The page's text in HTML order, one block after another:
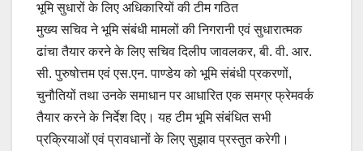
भूमि सुधारों के लिए अधिकारियों की टीम गठित
मुख्य सचिव ने भूमि संबंधी मामलों की निगरानी एवं सुधारात्मक
ढांचा तैयार करने के लिए सचिव दिलीप जावलकर, बी. वी. आर.
सी. पुरुषोत्तम एवं एस.एन. पाण्डेय को भूमि संबंधी प्रकरणों,
चुनौतियों तथा उनके समाधान पर आधारित एक समग्र फ्रेमवर्क
तैयार करने के निर्देश दिए। यह टीम भूमि संबंधित सभी
प्रक्रियाओं एवं प्रावधानों के लिए सुझाव प्रस्तुत करेगी।